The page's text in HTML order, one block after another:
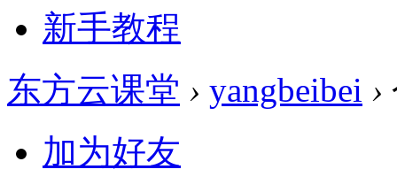
新手教程
东方云课堂 › yangbeibei ›
加为好友